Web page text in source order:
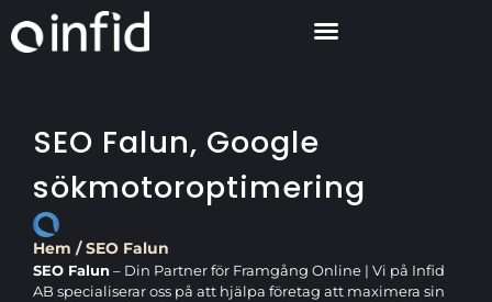
SEO Falun, Google
sökmotoroptimering
Hem /SEO Falun
SEO Falun – Din Partner för Framgång Online | Vi på Infid
AB specialiserar oss på att hjälpa företag att maximera sin